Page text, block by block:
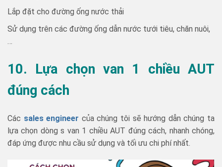
Lắp đặt cho đường ống nước thải
Sử dụng trên các đường ống dẫn nước tưới tiêu, chăn nuôi,
…
10. Lựa chọn van 1 chiều AUT
đúng cách
Các sales engineer của chúng tôi sẽ hướng dẫn chúng ta
lựa chọn dòng s van 1 chiều AUT đúng cách, nhanh chóng,
đáp ứng được nhu cầu sử dụng và tối ưu chi phí nhất.